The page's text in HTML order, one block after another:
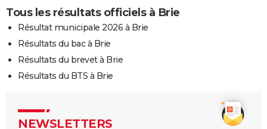
Tous les résultats officiels à Brie
Résultat municipale 2026 à Brie
Résultats du bac à Brie
Résultats du brevet à Brie
Résultats du BTS à Brie
NEWSLETTERS